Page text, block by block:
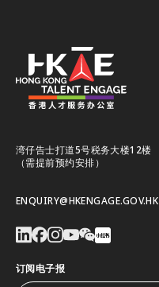
湾仔告士打道5号税务大楼12楼
（需提前预约安排）
ENQUIRY@HKENGAGE.GOV.HK
订阅电子报